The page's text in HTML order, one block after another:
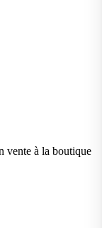
vente à la boutique